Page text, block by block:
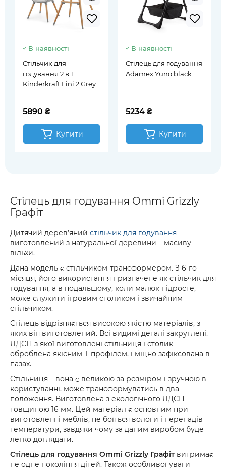
В наявності
Стільчик для
годування 2 в 1
Kinderkraft Fini 2 Grey
5890 ₴
Купити
В наявності
Стілець для годування
Adamex Yuno black
5234 ₴
Купити
Стілець для годування Ommi Grizzly
Графіт
Дитячий дерев’яний стільчик для годування
виготовлений з натуральної деревини – масиву
вільхи.
Дана модель є стільчиком-трансформером. З 6-го
місяця, його використання призначене як стільчик для
годування, а в подальшому, коли малюк підросте,
може служити ігровим столиком і звичайним
стільчиком.
Стілець відрізняється високою якістю матеріалів, з
яких він виготовлений. Всі видимі деталі закруглені,
ЛДСП з якої виготовлені стільниця і столик –
оброблена якісним Т-профілем, і міцно зафіксована в
пазах.
Стільниця – вона є великою за розміром і зручною в
користуванні, може трансформуватись в два
положення. Виготовлена з екологічного ЛДСП
товщиною 16 мм. Цей матеріал є основним при
виготовленні меблів, не боїться вологи і перепадів
температури, завдяки чому за даним виробом буде
легко доглядати.
Стілець для годування Ommi Grizzly Графіт витримає
не одне покоління дітей. Також особливої уваги